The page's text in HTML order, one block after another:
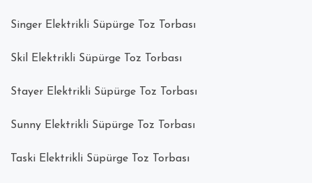
Singer Elektrikli Süpürge Toz Torbası
Skil Elektrikli Süpürge Toz Torbası
Stayer Elektrikli Süpürge Toz Torbası
Sunny Elektrikli Süpürge Toz Torbası
Taski Elektrikli Süpürge Toz Torbası